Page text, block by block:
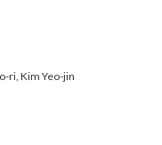
ri, Kim Yeo-jin